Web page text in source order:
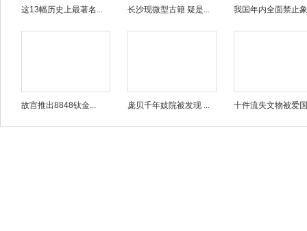
这13幅历史上最著名... 长沙现微型古籍 疑是... 我国年内全面禁止
故宫推出8848钛金... 庞贝千年妓院被发现 ... 十件流失文物被爱